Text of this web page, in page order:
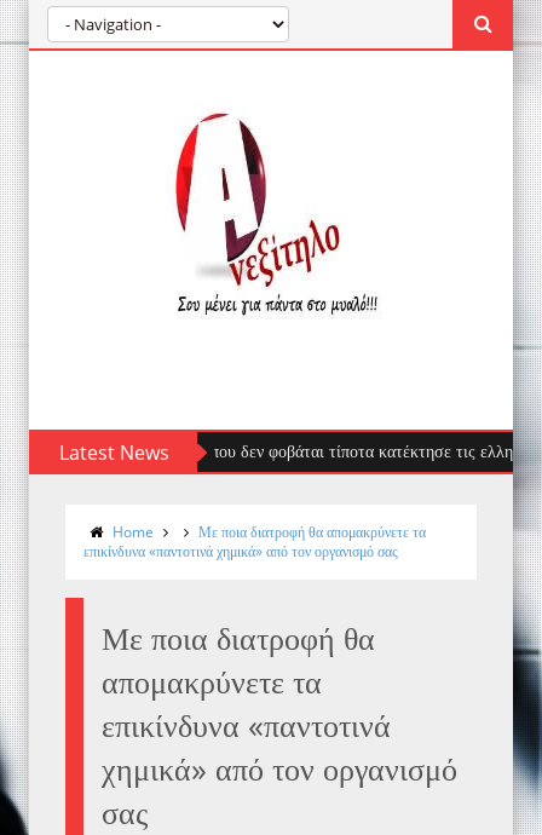
Latest News
Ο επισκέπτης που δεν φοβάται τίποτα κατέκτησε τις ελληνικές
Home
Με ποια διατροφή θα απομακρύνετε τα
επικίνδυνα «παντοτινά χημικά» από τον οργανισμό σας
Με ποια διατροφή θα
απομακρύνετε τα
επικίνδυνα «παντοτινά
χημικά» από τον οργανισμό
σας